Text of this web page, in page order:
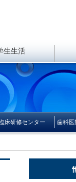
生生活
床研修センター 歯科医